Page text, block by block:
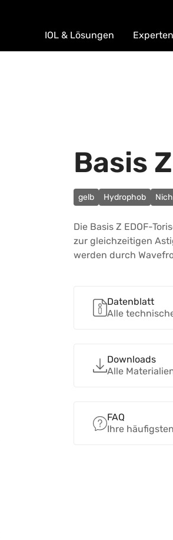
IOL & Lösungen
Basis
gelb Hydrophob
Die Basis Z EDOF-
zur gleichzeitigen
werden durch
Datenblatt
Alle
Downloads
Alle
FAQ
Ihre